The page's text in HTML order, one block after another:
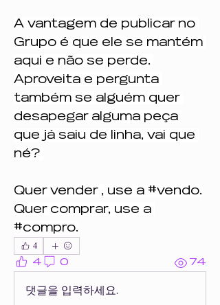
A vantagem de publicar no
Grupo é que ele se mantém
aqui e não se perde.
Aproveita e pergunta
também se alguém quer
desapegar alguma peça
que já saiu de linha, vai que
né?
Quer vender , use a #vendo.
Quer comprar, use a
#compro.
4
4 0 74
댓글을 입력하세요.